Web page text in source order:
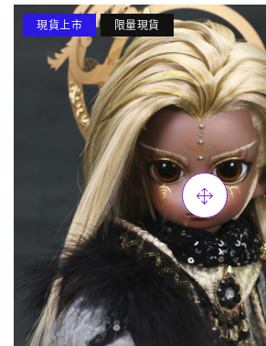
現貨上市 限量現貨